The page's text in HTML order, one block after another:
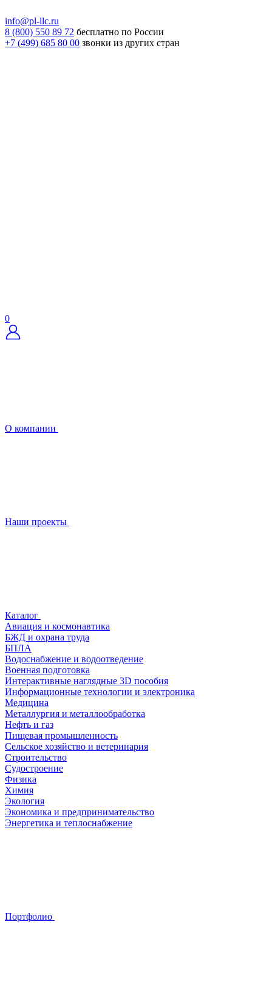
info@pl-llc.ru
8 (800) 550 89 72 бесплатно по России
+7 (499) 685 80 00 звонки из других стран
0
О компании
Наши проекты
Каталог
Авиация и космонавтика
БЖД и охрана труда
БПЛА
Водоснабжение и водоотведение
Военная подготовка
Интерактивные наглядные 3D пособия
Информационные технологии и электроника
Медицина
Металлургия и металлообработка
Нефть и газ
Пищевая промышленность
Сельское хозяйство и ветеринария
Строительство
Судостроение
Физика
Химия
Экология
Экономика и предпринимательство
Энергетика и теплоснабжение
Портфолио